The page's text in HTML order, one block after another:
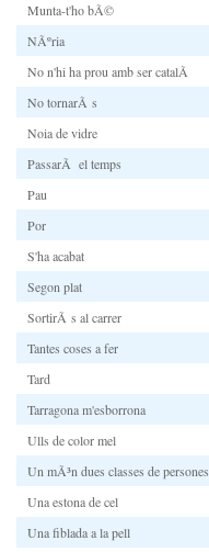
Munta-t'ho bÃ©
NÃºria
No n'hi ha prou amb ser catalÃ
No tornarÃ s
Noia de vidre
PassarÃ el temps
Pau
Por
S'ha acabat
Segon plat
SortirÃ s al carrer
Tantes coses a fer
Tard
Tarragona m'esborrona
Ulls de color mel
Un mÃ³n dues classes de persones
Una estona de cel
Una fiblada a la pell